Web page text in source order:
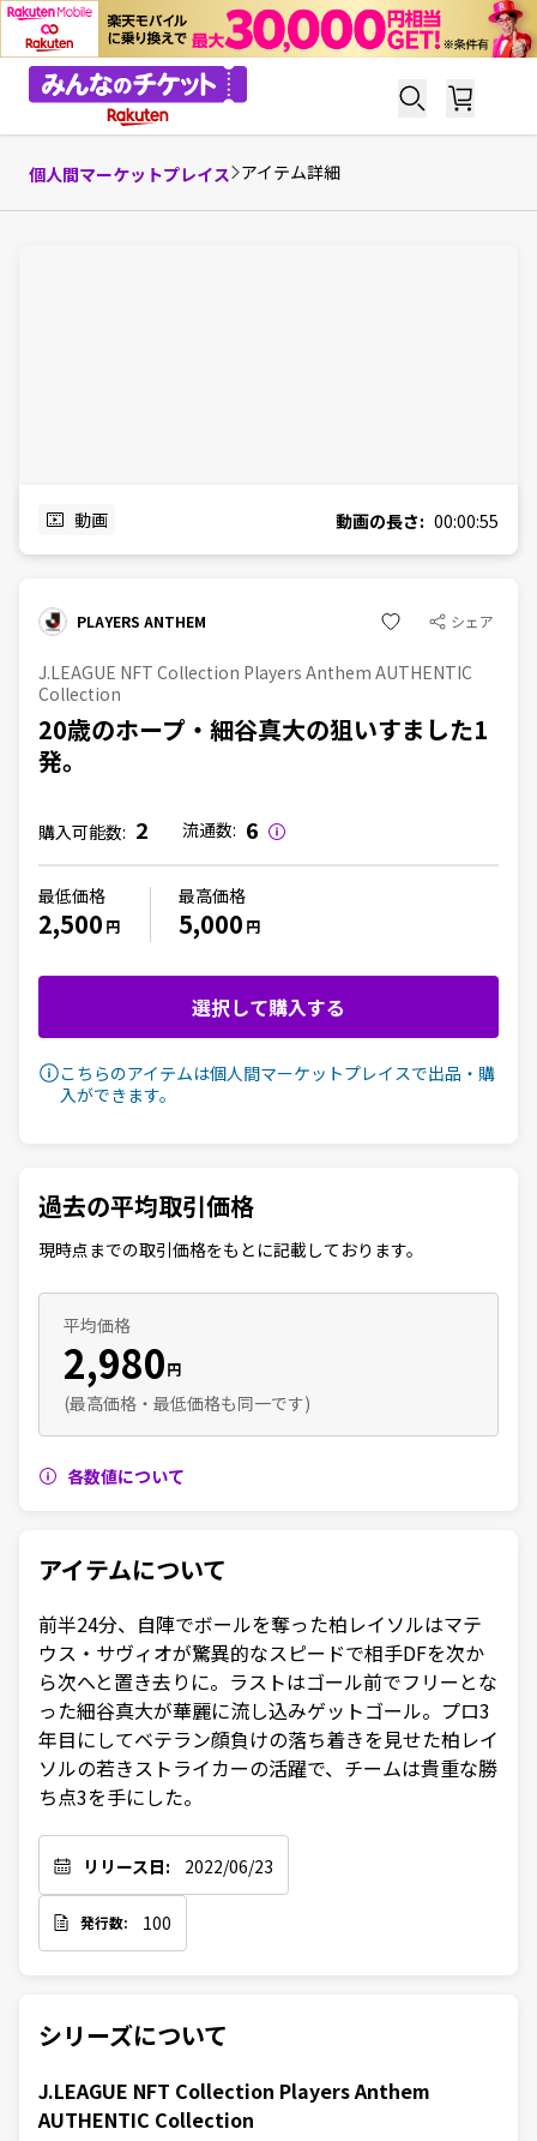
個人間マーケットプレイス アイテム詳細
動画 動画の長さ: 00:00:55
PLAYERS ANTHEM シェア
J.LEAGUE NFT Collection Players Anthem AUTHENTIC
Collection
20歳のホープ・細谷真大の狙いすました1
発。
購入可能数: 2 流通数: 6
最低価格
2,500 円
最高価格
5,000 円
選択して購入する
こちらのアイテムは個人間マーケットプレイスで出品・購
入ができます。
過去の平均取引価格
現時点までの取引価格をもとに記載しております。
平均価格
2,980円
(最高価格・最低価格も同一です)
各数値について
アイテムについて
前半24分、自陣でボールを奪った柏レイソルはマテ
ウス・サヴィオが驚異的なスピードで相手DFを次か
ら次へと置き去りに。ラストはゴール前でフリーとな
った細谷真大が華麗に流し込みゲットゴール。プロ3
年目にしてベテラン顔負けの落ち着きを見せた柏レイ
ソルの若きストライカーの活躍で、チームは貴重な勝
ち点3を手にした。
リリース日: 2022/06/23
発行数: 100
シリーズについて
J.LEAGUE NFT Collection Players Anthem
AUTHENTIC Collection